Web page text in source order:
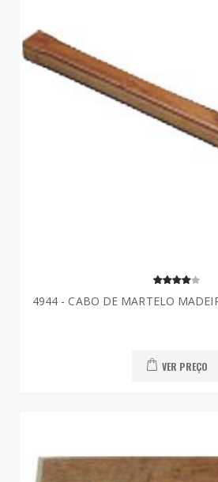
4944 - CABO DE MARTELO
VER PREÇO